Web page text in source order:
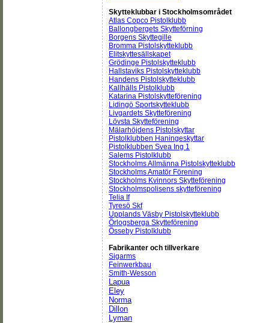
Skytteklubbar i Stockholmsområdet
Atlas Copco Pistolklubb
Ballongbergets Skytteförning
Borgens Skyttegille
Bromma Pistolskytteklubb
Elitskyttesällskapet
Grödinge Pistolskytteklubb
Hallstaviks Pistolskytteklubb
Handens Pistolskytteklubb
Kallhälls Pistolklubb
Katarina Pistolskytteförening
Lidingö Sportskytteklubb
Livgardets Skytteförening
Lövsta Skytteförening
Mälarhöjdens Pistolskyttar
Pistolklubben Haningeskyttar
Pistolklubben Svea Ing 1
Salems Pistolklubb
Stockholms Allmänna Pistolskytteklubb
Stockholms Amatör Förening
Stockholms Kvinnors Skytteförening
Stockholmspolisens skytteförening
Telia If
Tyresö Skf
Upplands Väsby Pistolskytteklubb
Örlogsberga Skytteförening
Össeby Pistolklubb
Fabrikanter och tillverkare
Sigarms
Feinwerkbau
Smith-Wesson
Lapua
Eley
Norma
Dillon
Lyman